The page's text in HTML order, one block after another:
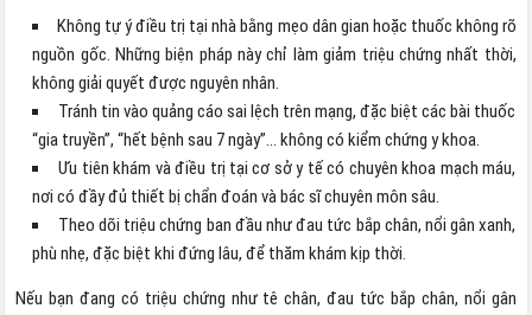
Không tự ý điều trị tại nhà bằng mẹo dân gian hoặc thuốc không rõ
nguồn gốc. Những biện pháp này chỉ làm giảm triệu chứng nhất thời,
không giải quyết được nguyên nhân.
Tránh tin vào quảng cáo sai lệch trên mạng, đặc biệt các bài thuốc
“gia truyền”, “hết bệnh sau 7 ngày”… không có kiểm chứng y khoa.
Ưu tiên khám và điều trị tại cơ sở y tế có chuyên khoa mạch máu,
nơi có đầy đủ thiết bị chẩn đoán và bác sĩ chuyên môn sâu.
Theo dõi triệu chứng ban đầu như đau tức bắp chân, nổi gân xanh,
phù nhẹ, đặc biệt khi đứng lâu, để thăm khám kịp thời.
Nếu bạn đang có triệu chứng như tê chân, đau tức bắp chân, nổi gân